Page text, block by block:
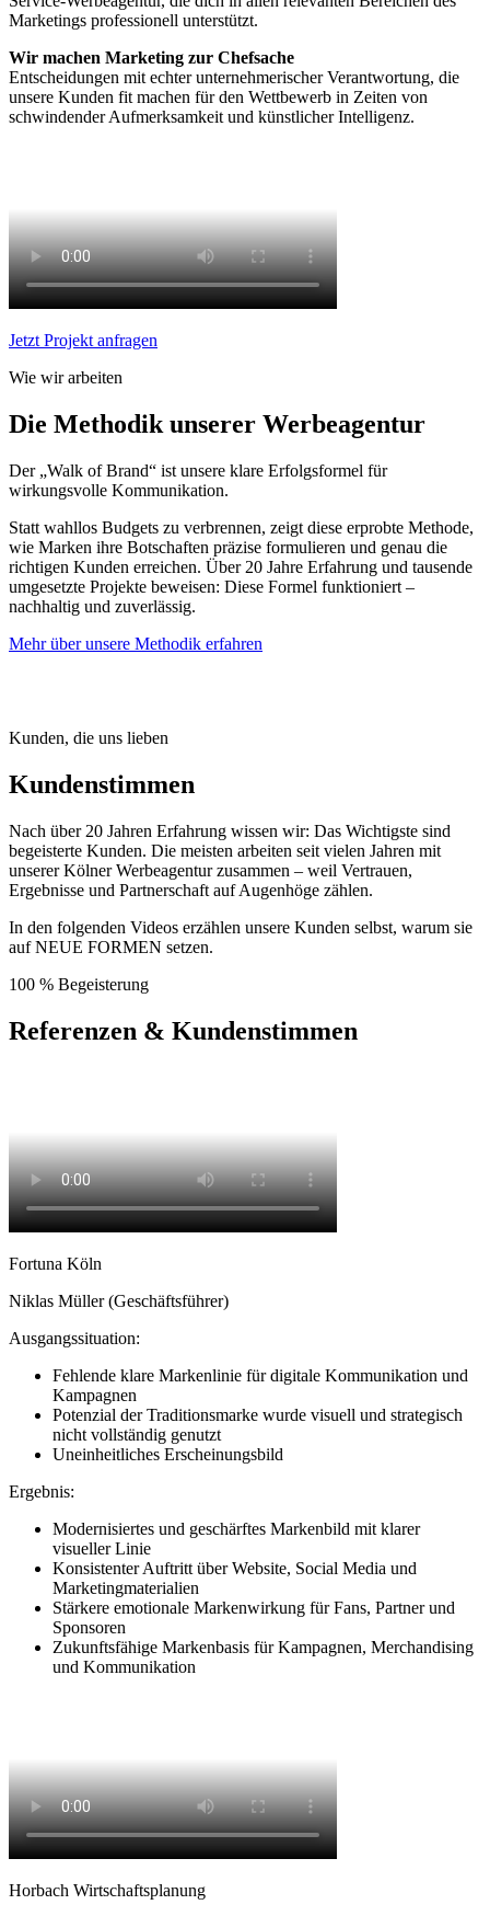
Marketings professionell unterstützt.
Wir machen Marketing zur Chefsache
Entscheidungen mit echter unternehmerischer Verantwortung, die
unsere Kunden fit machen für den Wettbewerb in Zeiten von
schwindender Aufmerksamkeit und künstlicher Intelligenz.
Jetzt Projekt anfragen
Wie wir arbeiten
Die Methodik unserer Werbeagentur
Der „Walk of Brand“ ist unsere klare Erfolgsformel für
wirkungsvolle Kommunikation.
Statt wahllos Budgets zu verbrennen, zeigt diese erprobte Methode,
wie Marken ihre Botschaften präzise formulieren und genau die
richtigen Kunden erreichen. Über 20 Jahre Erfahrung und tausende
umgesetzte Projekte beweisen: Diese Formel funktioniert –
nachhaltig und zuverlässig.
Mehr über unsere Methodik erfahren
Kunden, die uns lieben
Kundenstimmen
Nach über 20 Jahren Erfahrung wissen wir: Das Wichtigste sind
begeisterte Kunden. Die meisten arbeiten seit vielen Jahren mit
unserer Kölner Werbeagentur zusammen – weil Vertrauen,
Ergebnisse und Partnerschaft auf Augenhöge zählen.
In den folgenden Videos erzählen unsere Kunden selbst, warum sie
auf NEUE FORMEN setzen.
100 % Begeisterung
Referenzen & Kundenstimmen
Fortuna Köln
Niklas Müller (Geschäftsführer)
Ausgangssituation:
Fehlende klare Markenlinie für digitale Kommunikation und
Kampagnen
Potenzial der Traditionsmarke wurde visuell und strategisch
nicht vollständig genutzt
Uneinheitliches Erscheinungsbild
Ergebnis:
Modernisiertes und geschärftes Markenbild mit klarer
visueller Linie
Konsistenter Auftritt über Website, Social Media und
Marketingmaterialien
Stärkere emotionale Markenwirkung für Fans, Partner und
Sponsoren
Zukunftsfähige Markenbasis für Kampagnen, Merchandising
und Kommunikation
Horbach Wirtschaftsplanung